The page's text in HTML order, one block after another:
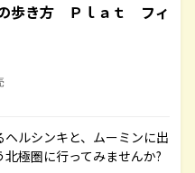
歩き方 Ｐｌａｔ フィ
ルシンキと、ムーミンに出
極圏に行ってみませんか?